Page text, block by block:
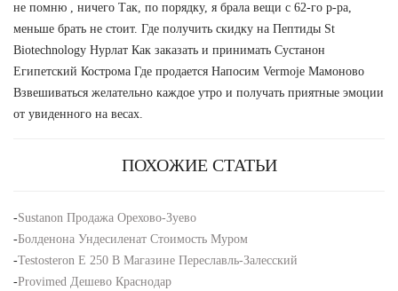
не помню , ничего Так, по порядку, я брала вещи с 62-го р-ра,
меньше брать не стоит. Где получить скидку на Пептиды St
Biotechnology Нурлат Как заказать и принимать Сустанон
Египетский Кострома Где продается Напосим Vermoje Мамоново
Взвешиваться желательно каждое утро и получать приятные эмоции
от увиденного на весах.
ПОХОЖИЕ СТАТЬИ
-Sustanon Продажа Орехово-Зуево
-Болденона Ундесиленат Стоимость Муром
-Testosteron E 250 В Магазине Переславль-Залесский
-Provimed Дешево Краснодар